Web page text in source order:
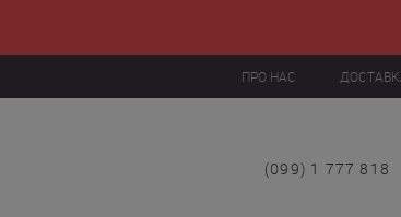
ПРО НАС
(099) 1 777 818